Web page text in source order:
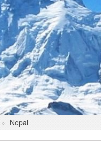
Nepal